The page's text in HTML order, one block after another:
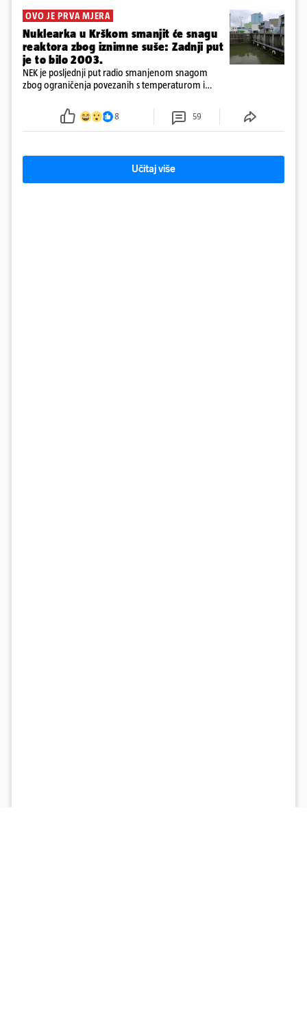
OVO JE PRVA MJERA
Nuklearka u Krškom smanjit će snagu
reaktora zbog iznimne suše: Zadnji put
je to bilo 2003.
NEK je posljednji put radio smanjenom snagom
zbog ograničenja povezanih s temperaturom i
smanjenje snage bilo potrebno više od 90 dana.
8 59
Učitaj više